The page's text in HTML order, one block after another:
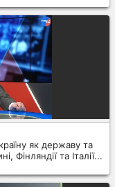
як державу та
Фінляндії та Італії...